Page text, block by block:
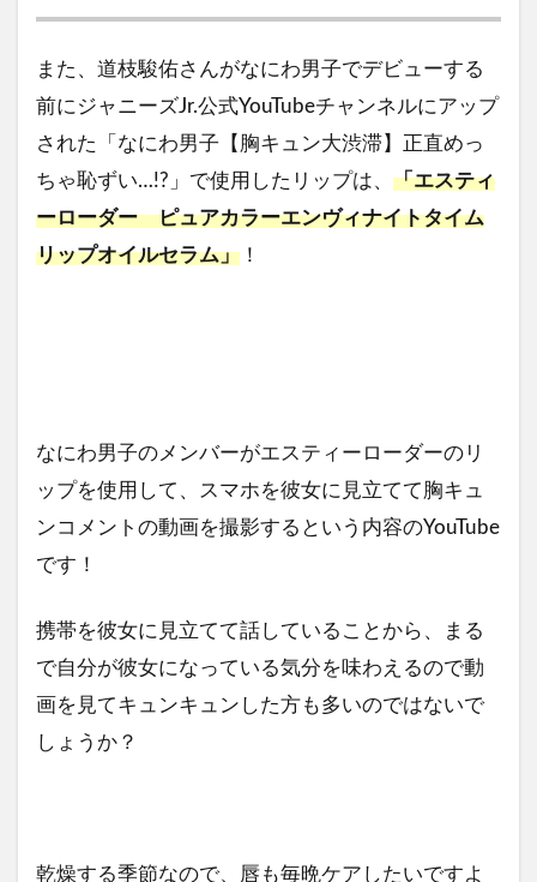
また、道枝駿佑さんがなにわ男子でデビューする
前にジャニーズJr.公式YouTubeチャンネルにアップ
された「なにわ男子【胸キュン大渋滞】正直めっ
ちゃ恥ずい…!?」で使用したリップは、 「エスティ
ーローダー ピュアカラーエンヴィナイトタイム
リップオイルセラム」 ！
なにわ男子のメンバーがエスティーローダーのリ
ップを使用して、スマホを彼女に見立てて胸キュ
ンコメントの動画を撮影するという内容のYouTube
です！
携帯を彼女に見立てて話していることから、まる
で自分が彼女になっている気分を味わえるので動
画を見てキュンキュンした方も多いのではないで
しょうか？
乾燥する季節なので、唇も毎晩ケアしたいですよ